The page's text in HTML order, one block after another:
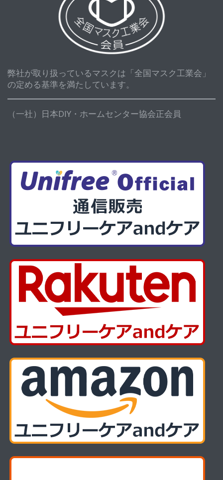
弊社が取り扱っているマスクは「全国マスク工業会」
の定める基準を満たしています。
（一社）日本DIY・ホームセンター協会正会員